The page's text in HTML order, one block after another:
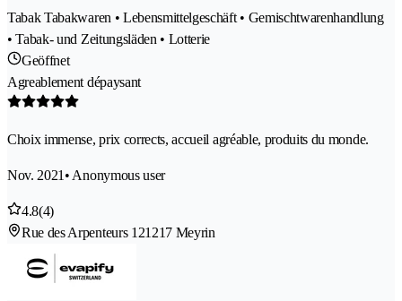
Tabak Tabakwaren • Lebensmittelgeschäft • Gemischtwarenhandlung
• Tabak- und Zeitungsläden • Lotterie
Geöffnet
Agreablement dépaysant
Choix immense, prix corrects, accueil agréable, produits du monde.
Nov. 2021 • Anonymous user
4.8(4)
Rue des Arpenteurs 121217 Meyrin